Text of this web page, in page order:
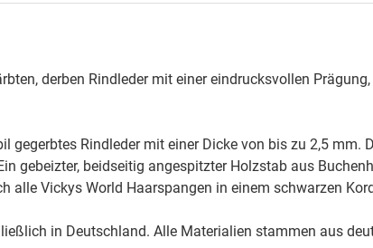
derben Rindleder mit einer eindrucksvollen
Rindleder mit einer Dicke von bis zu 2,5 mm.
gebeizter, beidseitig angespitzter Holzstab aus
Vickys World Haarspangen in einem schwarzen
in Deutschland. Alle Materialien stammen aus